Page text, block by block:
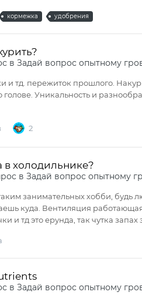
кормежка удобрения
в Задай вопрос опытному
и тд. пережиток прошлого.
Уникальность и
2
в холодильнике?
в Задай вопрос опытному
занимательных хобби, будь
куда. Вентиляция
и тд это ерунда, так чутка
в Задай вопрос опытному